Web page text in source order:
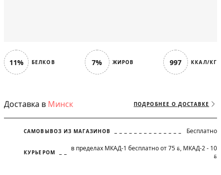
11% БЕЛКОВ 7% ЖИРОВ 997 ККАЛ/КГ
Доставка в Минск ПОДРОБНЕЕ О ДОСТАВКЕ
САМОВЫВОЗ ИЗ МАГАЗИНОВ Бесплатно
КУРЬЕРОМ в пределах МКАД-1 бесплатно от 75 BYN, МКАД-2 - 10
BYN